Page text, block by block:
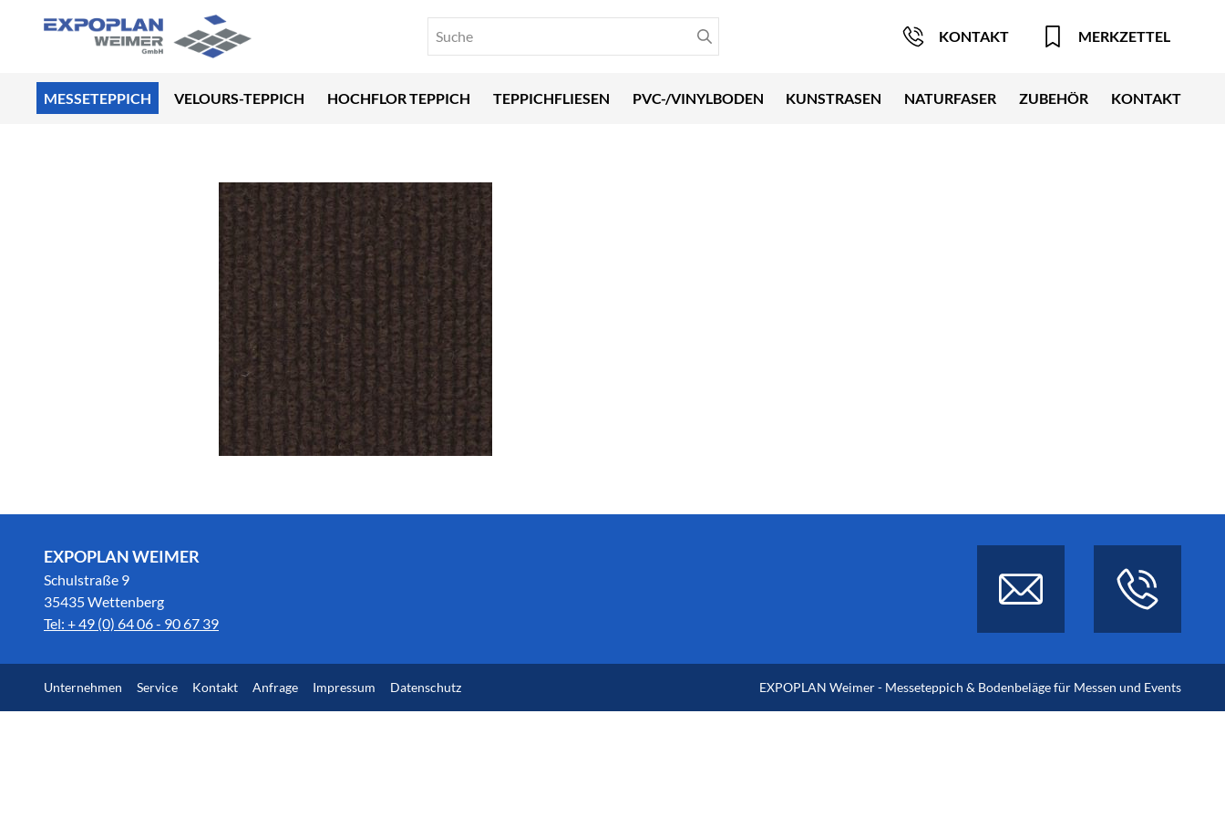
KONTAKT MERKZETTEL
MESSETEPPICH VELOURS-TEPPICH HOCHFLOR TEPPICH TEPPICHFLIESEN PVC-/VINYLBODEN KUNSTRASEN NATURFASER ZUBEHÖR KONTAKT
EXPOPLAN WEIMER
Schulstraße 9
35435 Wettenberg
Tel: + 49 (0) 64 06 - 90 67 39
Unternehmen Service Kontakt Anfrage Impressum Datenschutz EXPOPLAN Weimer - Messeteppich & Bodenbeläge für Messen und Events